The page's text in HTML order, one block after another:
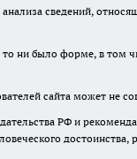
сведений,
то ни было форме, в том
сайта может не
РФ и
достоинства,